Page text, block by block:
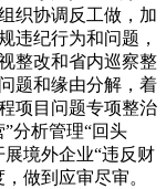
织协调反工做，加
违纪行为和问题，
整改和省内巡察整
题和缘由分解，着
项目问题专项整治
分析管理“回头
境外企业“违反财
做到应审尽审。